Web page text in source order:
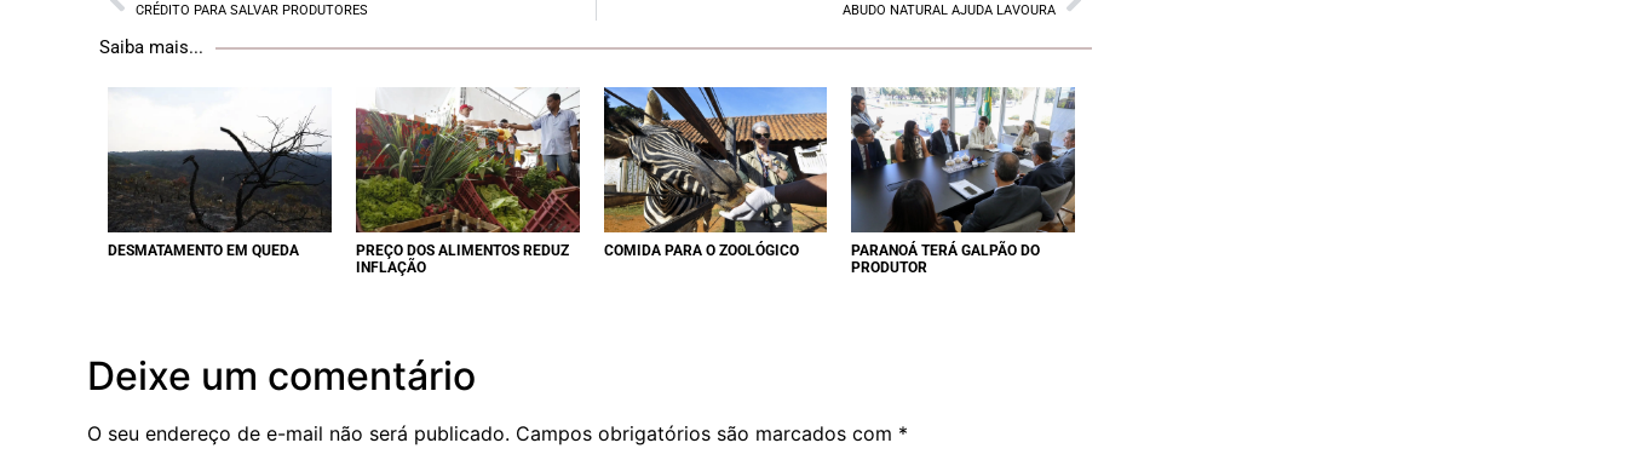
CRÉDITO PARA SALVAR PRODUTORES ABUDO NATURAL AJUDA LAVOURA
Saiba mais...
DESMATAMENTO EM QUEDA
PREÇO DOS ALIMENTOS REDUZ
INFLAÇÃO
COMIDA PARA O ZOOLÓGICO
PARANOÁ TERÁ GALPÃO DO
PRODUTOR
Deixe um comentário
O seu endereço de e-mail não será publicado. Campos obrigatórios são marcados com *